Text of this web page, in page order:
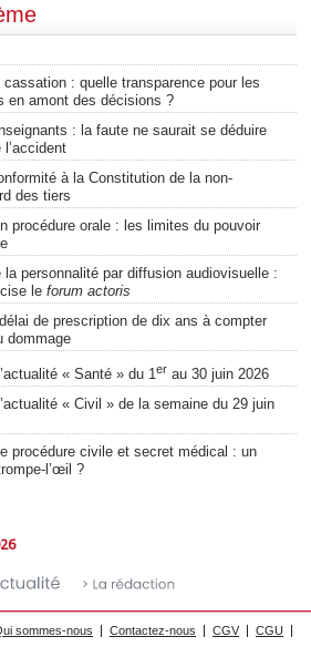
: quelle transparence pour les
en amont des décisions ?
: la faute ne saurait se déduire
à la Constitution de la non-
des tiers
procédure orale : les limites du pouvoir
personnalité par diffusion audiovisuelle :
le forum actoris
de prescription de dix ans à compter
dommage
« Santé » du 1er au 30 juin 2026
« Civil » de la semaine du 29 juin
procédure civile et secret médical : un
l’œil ?
sommes-nous Contactez-nous CGV
CGU